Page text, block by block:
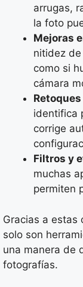
arrugas,
la foto
Mejoras
nitidez
como si
cámara
identifica
corrige
Filtros y
muchas
permiten
Gracias a estas
solo son
una manera de
fotografías.